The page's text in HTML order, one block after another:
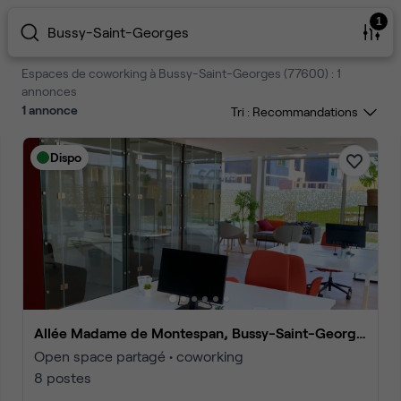
Bussy-Saint-Georges
1
Espaces de coworking à Bussy-Saint-Georges (77600) : 1
annonces
1annonce Tri :
Dispo
Allée Madame de Montespan, Bussy-Saint-Georges
Open space partagé • coworking
8 postes